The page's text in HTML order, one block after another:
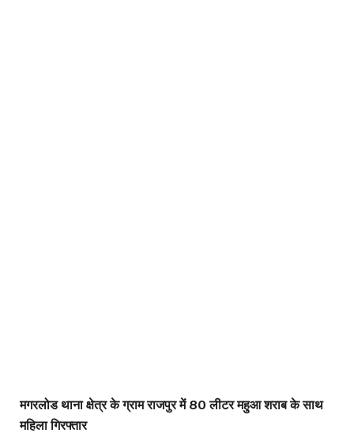
मगरलोड थाना क्षेत्र के ग्राम राजपुर में 80 लीटर महुआ शराब के साथ
महिला गिरफ्तार